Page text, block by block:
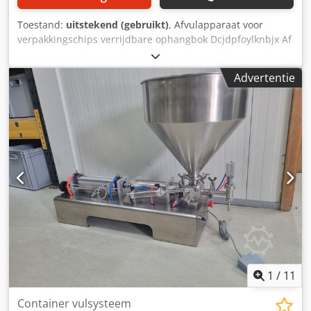
1"; persluchtaansluiting 3/8"; CIP-retour DN40
Toestand: uitstekend (gebruikt), Afvulapparaat voor
verpakkingschips verrijdbare ophangbok Dcjdpfoylknbjx Af
Ujk maximale uittrekhoogte 3,30 meter draagvermogen ca.
10 kg 4 geremde zwenkwielen
Advertentie
1 / 11
Container vulsysteem